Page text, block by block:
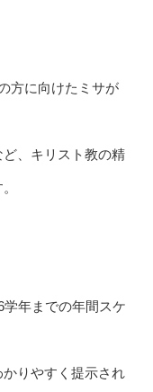
方に向けたミサが
、キリスト教の精
年までの年間スケ
りやすく提示され